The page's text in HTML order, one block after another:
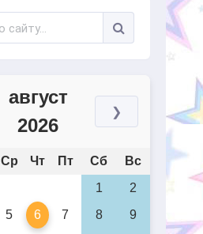
август
2026
❯
Ср Чт Пт Сб
Вс
1
2
5 6 7 8
9